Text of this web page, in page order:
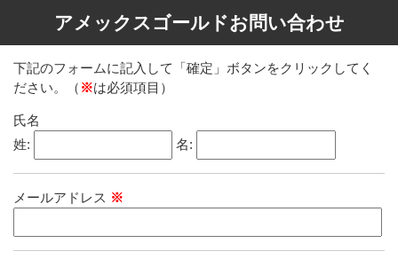
アメックスゴールドお問い合わせ
下記のフォームに記入して「確定」ボタンをクリックしてく
ださい。（ ※は必須項目）
氏名
姓:
名:
メールアドレス ※